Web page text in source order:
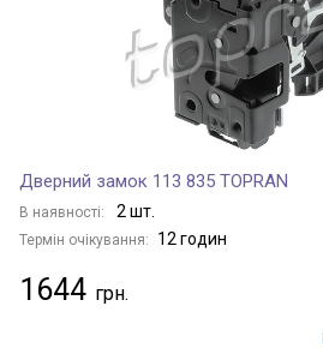
Дверний замок 113 835 TOPRAN
В наявності: 2 шт.
Термін очікування: 12 годин
1644